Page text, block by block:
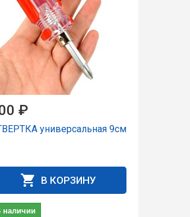
₽
универсальная 9см
В КОРЗИНУ
наличии